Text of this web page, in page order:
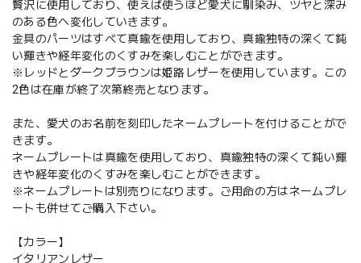
贅沢に使用しており、使えば使うほど愛犬に馴染み、ツヤと深み
のある色へ変化していきます。
金具のパーツはすべて真鍮を使用しており、真鍮独特の深くて鈍
い輝きや経年変化のくすみを楽しむことができます。
※レッドとダークブラウンは姫路レザーを使用しています。この
2色は在庫が終了次第終売となります。
また、愛犬のお名前を刻印したネームプレートを付けることがで
きます。
ネームプレートは真鍮を使用しており、真鍮独特の深くて鈍い輝
きや経年変化のくすみを楽しむことができます。
※ネームプレートは別売りになります。ご用命の方はネームプレ
ートも併せてご購入下さい。
【カラー】
イタリアンレザー